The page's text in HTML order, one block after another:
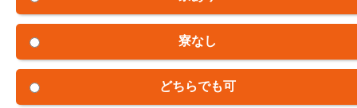
寮なし
どちらでも可